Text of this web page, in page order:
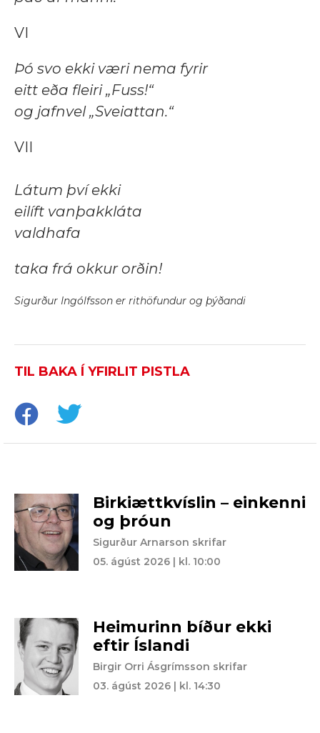
VI
Þó svo ekki væri nema fyrir
eitt eða fleiri „Fuss!“
og jafnvel „Sveiattan.“
VII
Látum því ekki
eilíft vanþakkláta
valdhafa
taka frá okkur orðin!
Sigurður Ingólfsson er rithöfundur og þýðandi
TIL BAKA Í YFIRLIT PISTLA
Birkiættkvíslin – einkenni
og þróun
Sigurður Arnarson skrifar
05. ágúst 2026 | kl. 10:00
Heimurinn bíður ekki
eftir Íslandi
Birgir Orri Ásgrímsson skrifar
03. ágúst 2026 | kl. 14:30